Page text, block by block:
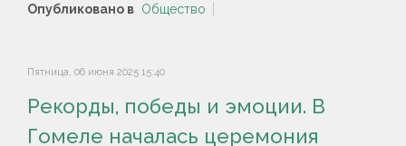
Опубликовано в Общество
Пятница, 06 июня 2025 15:40
Рекорды, победы и эмоции. В
Гомеле началась церемония